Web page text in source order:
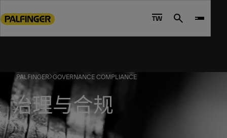
to
footer
content
TW Search
PALFINGER GOVERNANCE COMPLIANCE
治理与合规